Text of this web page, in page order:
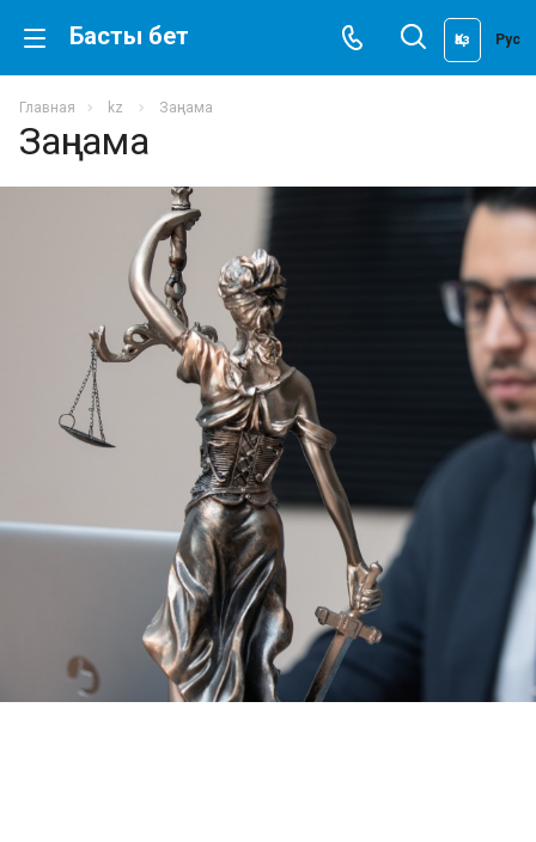
Басты бет Қаз Рус
Главная kz Заңнама
Заңнама